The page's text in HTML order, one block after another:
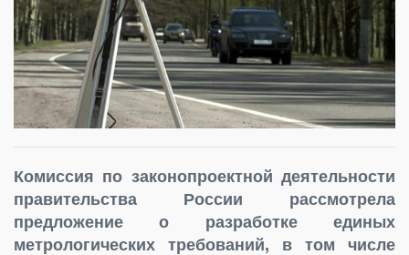
Комиссия по законопроектной деятельности
правительства России рассмотрела
предложение о разработке единых
метрологических требований, в том числе